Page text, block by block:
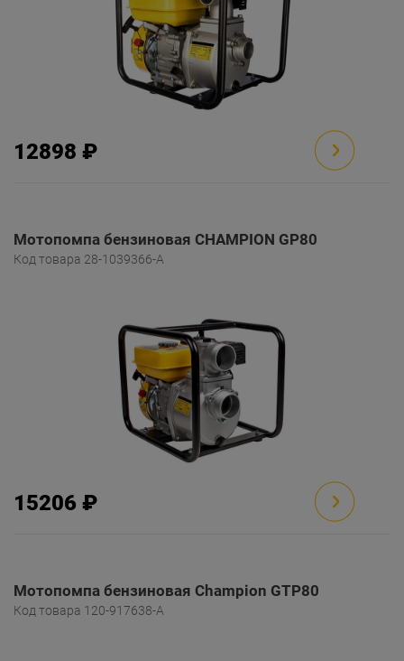
12898 ₽
Мотопомпа бензиновая CHAMPION GP80
Код товара 28-1039366-A
15206 ₽
Мотопомпа бензиновая Champion GTP80
Код товара 120-917638-A